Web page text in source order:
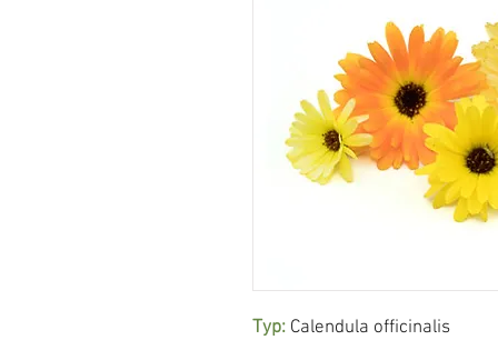
Typ: Calendula officinalis